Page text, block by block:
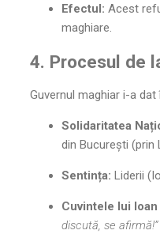
Efectul: Acest
maghiare.
4. Procesul de
Guvernul maghiar i-a
Solidaritatea
din București (prin
Sentința: Liderii
Cuvintele lui Ioan
discută, se afirmă!”